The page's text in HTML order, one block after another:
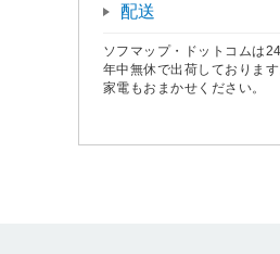
配送
ソフマップ・ドットコムは24
年中無休で出荷しておりま
家電もおまかせください。